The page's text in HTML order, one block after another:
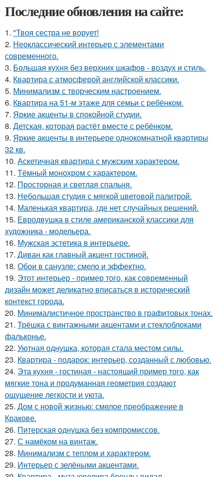
Последние обновления на сайте:
1. "Твоя сестра не ворует!
2. Неоклассический интерьер с элементами
современного.
3. Большая кухня без верхних шкафов - воздух и стиль.
4. Квартира с атмосферой английской классики.
5. Минимализм с творческим настроением.
6. Квартира на 51-м этаже для семьи с ребёнком.
7. Яркие акценты в спокойной студии.
8. Детская, которая растёт вместе с ребёнком.
9. Яркие акценты в интерьере однокомнатной квартиры
32 кв.
10. Аскетичная квартира с мужским характером.
11. Тёмный монохром с характером.
12. Просторная и светлая спальня.
13. Небольшая студия с мягкой цветовой палитрой.
14. Маленькая квартира, где нет случайных решений.
15. Евродвушка в стиле американской классики для
художника - модельера.
16. Мужская эстетика в интерьере.
17. Диван как главный акцент гостиной.
18. Обои в санузле: смело и эффектно.
19. Этот интерьер - пример того, как современный
дизайн может деликатно вписаться в исторический
контекст города.
20. Минималистичное пространство в графитовых тонах.
21. Трёшка с винтажными акцентами и стеклоблоками
фальконье.
22. Уютная однушка, которая стала местом силы.
23. Квартира - подарок: интерьер, созданный с любовью.
24. Эта кухня - гостиная - настоящий пример того, как
мягкие тона и продуманная геометрия создают
ощущение легкости и уюта.
25. Дом с новой жизнью: смелое преображение в
Кракове.
26. Питерская однушка без компромиссов.
27. С намёком на винтаж.
28. Минимализм с теплом и характером.
29. Интерьер с зелёными акцентами.